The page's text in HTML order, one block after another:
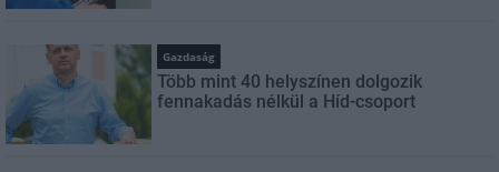
Gazdaság
Több mint 40 helyszínen dolgozik
fennakadás nélkül a Híd-csoport